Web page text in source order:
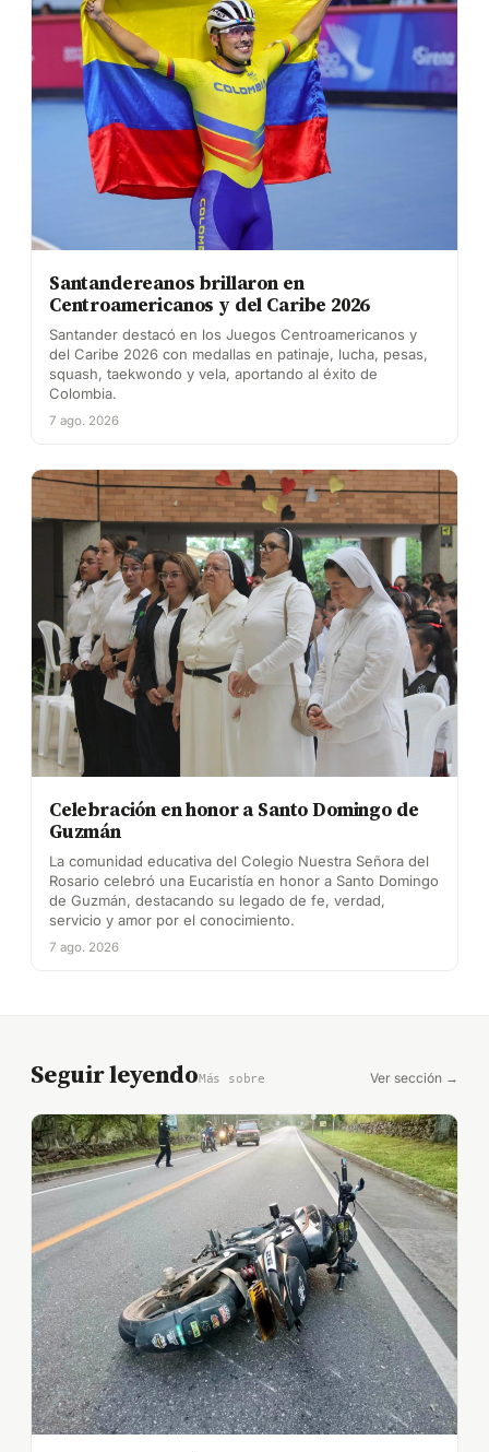
Santandereanos brillaron en
Centroamericanos y del Caribe 2026
Santander destacó en los Juegos Centroamericanos y
del Caribe 2026 con medallas en patinaje, lucha, pesas,
squash, taekwondo y vela, aportando al éxito de
Colombia.
7 ago. 2026
Celebración en honor a Santo Domingo de
Guzmán
La comunidad educativa del Colegio Nuestra Señora del
Rosario celebró una Eucaristía en honor a Santo Domingo
de Guzmán, destacando su legado de fe, verdad,
servicio y amor por el conocimiento.
7 ago. 2026
Seguir leyendoMás sobre Ver sección →